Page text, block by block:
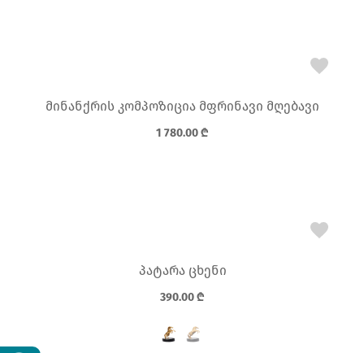
მინანქრის კომპოზიცია მფრინავი მღებავი
1 780.00₾
პატარა ცხენი
390.00₾